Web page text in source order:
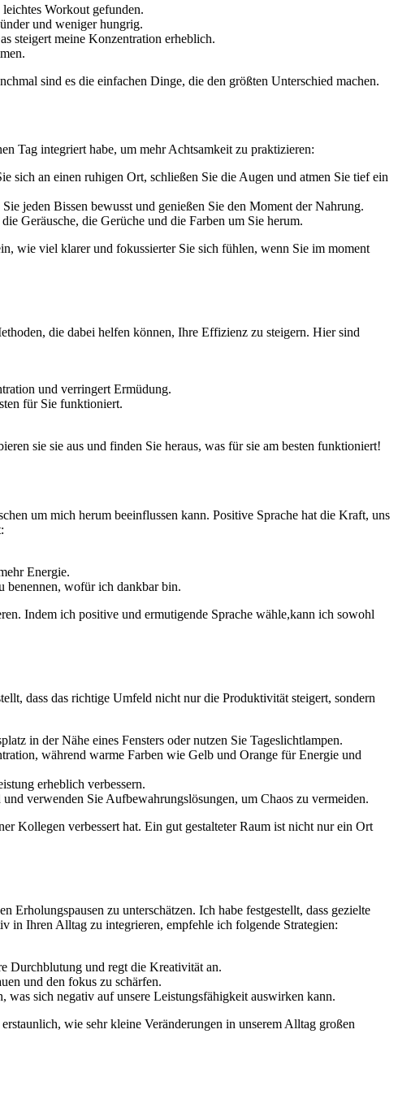
Workout gefunden.
und⁢ weniger‍ hungrig.
steigert ‌meine Konzentration⁣ erheblich.
sind ⁤es die⁣ einfachen ⁢Dinge, die den ⁣größten Unterschied machen.
Tag ‌integriert habe, ‍um mehr ​Achtsamkeit zu⁤ praktizieren:
sich an einen ruhigen Ort, schließen ⁢Sie die Augen und atmen ⁣Sie tief ein
jeden Bissen bewusst ⁤und ​genießen Sie den Moment der ⁢Nahrung.
Geräusche, die Gerüche und die Farben um​ Sie‍ herum.
wie ​viel klarer und fokussierter‍ Sie sich fühlen, wenn ⁤Sie⁤ im moment
die dabei helfen können, Ihre Effizienz zu ​steigern.⁢ Hier sind
und verringert Ermüdung.
⁤für Sie funktioniert.
sie sie aus und finden Sie heraus, ⁣was für‍ sie am besten funktioniert!
um mich herum beeinflussen kann. Positive⁤ Sprache hat die Kraft, uns
​Energie.
benennen, wofür ich dankbar bin.
⁣Indem ich‌ positive ​und ermutigende Sprache wähle,kann ich‍ sowohl⁤
dass das‌ richtige Umfeld nicht nur⁢ die Produktivität steigert, ​sondern
in der‍ Nähe eines⁤ Fensters oder ‌nutzen Sie Tageslichtlampen.
⁣während warme Farben ⁢wie ‍Gelb und​ Orange⁤ für Energie ⁣und
erheblich verbessern.
verwenden Sie Aufbewahrungslösungen, um⁤ Chaos zu​ vermeiden.
‍Kollegen verbessert hat. Ein gut gestalteter Raum ‍ist nicht nur ein‌ Ort
​zu unterschätzen. Ich habe festgestellt,⁢ dass gezielte⁣
in⁢ Ihren Alltag zu⁤ integrieren, ⁢empfehle ich folgende Strategien:
Durchblutung⁢ und regt die Kreativität an.
⁤und den​ fokus zu‍ schärfen.
was sich ⁢negativ auf unsere Leistungsfähigkeit‌ auswirken kann.
wie sehr kleine Veränderungen⁣ in unserem Alltag großen